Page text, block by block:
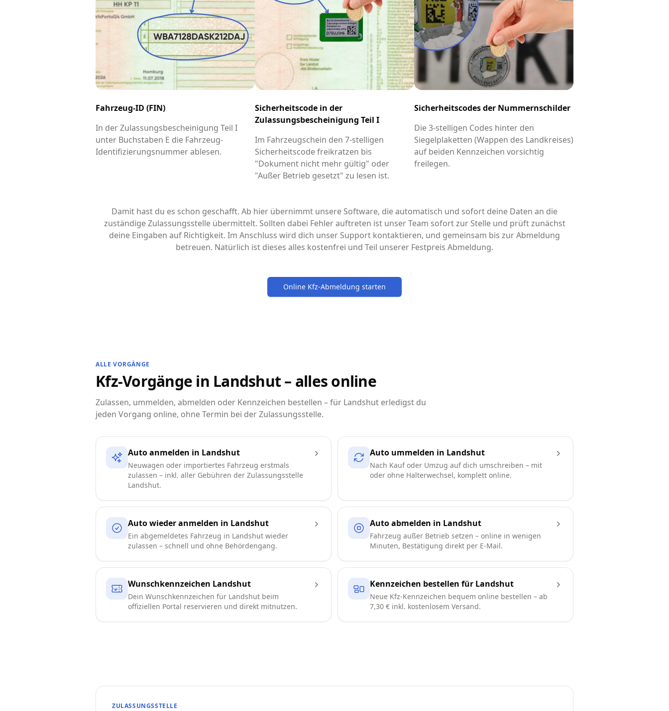
Fahrzeug-ID (FIN)
In der Zulassungsbescheinigung Teil I
unter Buchstaben E die Fahrzeug-
Identifizierungsnummer ablesen.
Sicherheitscode in der
Zulassungsbescheinigung Teil I
Im Fahrzeugschein den 7-stelligen
Sicherheitscode freikratzen bis
"Dokument nicht mehr gültig" oder
"Außer Betrieb gesetzt" zu lesen ist.
Sicherheitscodes der Nummernschilder
Die 3-stelligen Codes hinter den
Siegelplaketten (Wappen des Landkreises)
auf beiden Kennzeichen vorsichtig
freilegen.
Damit hast du es schon geschafft. Ab hier übernimmt unsere Software, die automatisch und sofort deine Daten an die
zuständige Zulassungsstelle übermittelt. Sollten dabei Fehler auftreten ist unser Team sofort zur Stelle und prüft zunächst
deine Eingaben auf Richtigkeit. Im Anschluss wird dich unser Support kontaktieren, und gemeinsam bis zur Abmeldung
betreuen. Natürlich ist dieses alles kostenfrei und Teil unserer Festpreis Abmeldung.
Online Kfz-Abmeldung starten
ALLE VORGÄNGE
Kfz-Vorgänge in Landshut – alles online
Zulassen, ummelden, abmelden oder Kennzeichen bestellen – für Landshut erledigst du
jeden Vorgang online, ohne Termin bei der Zulassungsstelle.
Auto anmelden in Landshut
Neuwagen oder importiertes Fahrzeug erstmals
zulassen – inkl. aller Gebühren der Zulassungsstelle
Landshut.
Auto ummelden in Landshut
Nach Kauf oder Umzug auf dich umschreiben – mit
oder ohne Halterwechsel, komplett online.
Auto wieder anmelden in Landshut
Ein abgemeldetes Fahrzeug in Landshut wieder
zulassen – schnell und ohne Behördengang.
Auto abmelden in Landshut
Fahrzeug außer Betrieb setzen – online in wenigen
Minuten, Bestätigung direkt per E-Mail.
Wunschkennzeichen Landshut
Dein Wunschkennzeichen für Landshut beim
offiziellen Portal reservieren und direkt mitnutzen.
Kennzeichen bestellen für Landshut
Neue Kfz-Kennzeichen bequem online bestellen – ab
7,30 € inkl. kostenlosem Versand.
ZULASSUNGSSTELLE